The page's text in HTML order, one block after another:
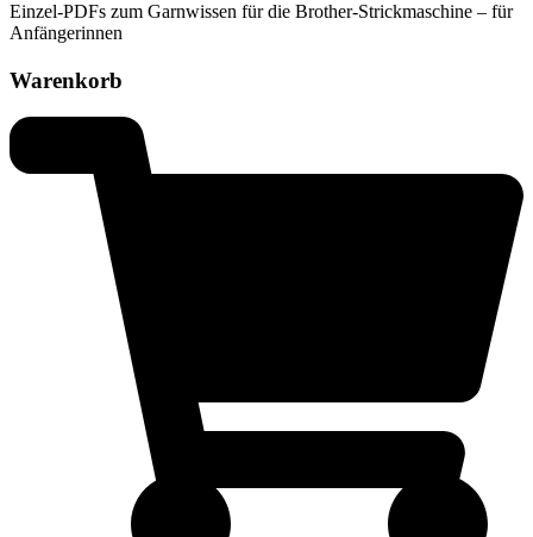
Einzel-PDFs zum Garnwissen für die Brother-Strickmaschine – für
Anfängerinnen
Warenkorb